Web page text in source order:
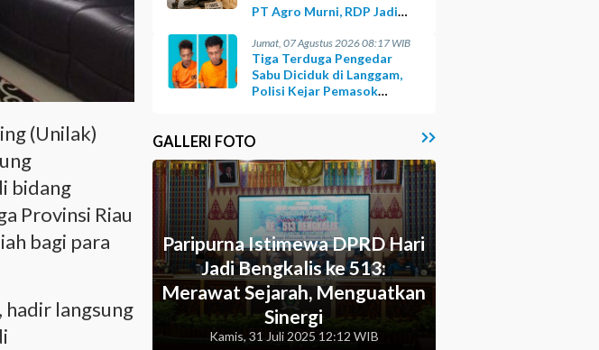
(Unilak)
bidang
Provinsi Riau
bagi para
langsung
PT Agro Murni, RDP Jadi
Jumat, 07 Agustus 2026 08:17 WIB
Tiga Terduga Pengedar
Sabu Diciduk di Langgam,
Polisi Kejar Pemasok
GALLERI FOTO
Paripurna Istimewa DPRD Hari
Jadi Bengkalis ke 513:
Merawat Sejarah, Menguatkan
Sinergi
Kamis, 31 Juli 2025 12:12 WIB